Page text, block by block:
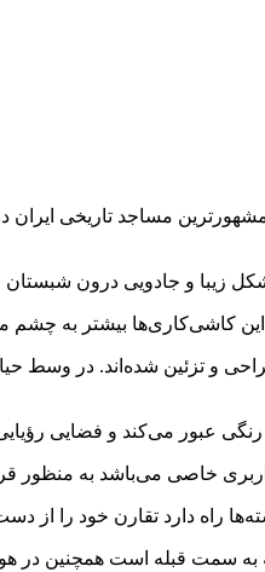
زیبا و جادویی درون
کاشی‌کاری‌ها بیشتر به
و تزئین شده‌اند. در
عبور می‌کند و فضایی
خاصی می‌باشد به منظور
راه دارد تقارن خود را از دست
قبله است همچنین در